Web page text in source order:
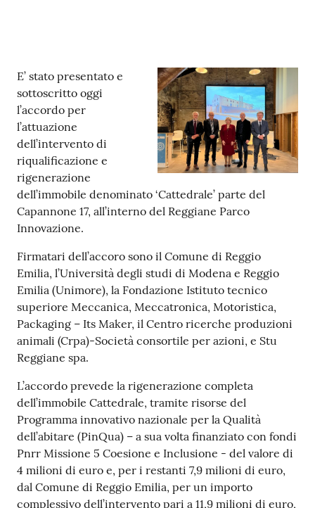
Seguici
su
Contenuto
E’ stato presentato e
sottoscritto oggi
l’accordo per
l’attuazione
dell’intervento di
riqualificazione e
rigenerazione
dell’immobile denominato ‘Cattedrale’ parte del
Capannone 17, all’interno del Reggiane Parco
Innovazione.
Firmatari dell’accoro sono il Comune di Reggio
Emilia, l’Università degli studi di Modena e Reggio
Emilia (Unimore), la Fondazione Istituto tecnico
superiore Meccanica, Meccatronica, Motoristica,
Packaging – Its Maker, il Centro ricerche produzioni
animali (Crpa)-Società consortile per azioni, e Stu
Reggiane spa.
L’accordo prevede la rigenerazione completa
dell’immobile Cattedrale, tramite risorse del
Programma innovativo nazionale per la Qualità
dell’abitare (PinQua) – a sua volta finanziato con fondi
Pnrr Missione 5 Coesione e Inclusione - del valore di
4 milioni di euro e, per i restanti 7,9 milioni di euro,
dal Comune di Reggio Emilia, per un importo
complessivo dell’intervento pari a 11,9 milioni di euro,